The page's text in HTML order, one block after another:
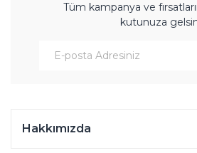
Tüm kampanya ve
kutunuza
Hakkımızda